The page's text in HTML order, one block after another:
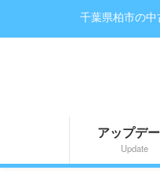
千葉県柏市の
アップデ
Update